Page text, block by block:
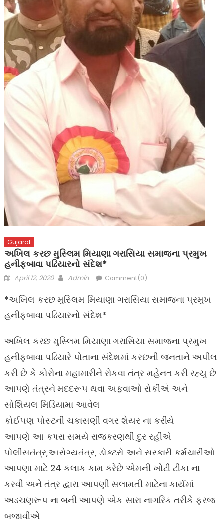
Gujarat
અખિલ કરછ મુસ્લિમ મિયાણા ગરાસિયા સમાજના પ્રમુખ
હનીફબાવા પઢિયારનો સંદેશ*
Posted
April 12, 2020 Author
Admin Comment(0)
*અખિલ કરછ મુસ્લિમ મિયાણા ગરાસિયા સમાજના પ્રમુખ
હનીફબાવા પઢિયારનો સંદેશ*
અખિલ કરછ મુસ્લિમ મિયાણા ગરાસિયા સમાજના પ્રમુખ
હનીફબાવા પઢિયારે પોતાના સંદેશમાં કરછની જનતાને અપીલ
કરી છે કે કોરોના મહામારીને રોકવા તંત્ર મહેનત કરી રહ્યુ છે
આપણે તંત્રને મદદરૂપ થવા અફવાઓ રોકીએ અને
સોશિયલ મિડિયામા આવેલ
કોઈપણ પોસ્ટની ચકાસણી વગર શેયર ના કરીયે
આપણે આ કપરા સમયે રાજકરણથી દુર રહીએ
પોલીસતંત્ર,આરોગ્યતંત્ર, ડોક્ટરો અને સરકારી કર્મચારીઓ
આપણા માટે 24 કલાક કામ કરેછે એમની ખોટી ટીકા ના
કરવી અને તંત્ર દ્વારા આપણી સલામતી માટેના કાર્યમાં
અડચણરૂપ ના બની આપણે એક સારા નાગરિક તરીકે ફરજ
બજાવીએ